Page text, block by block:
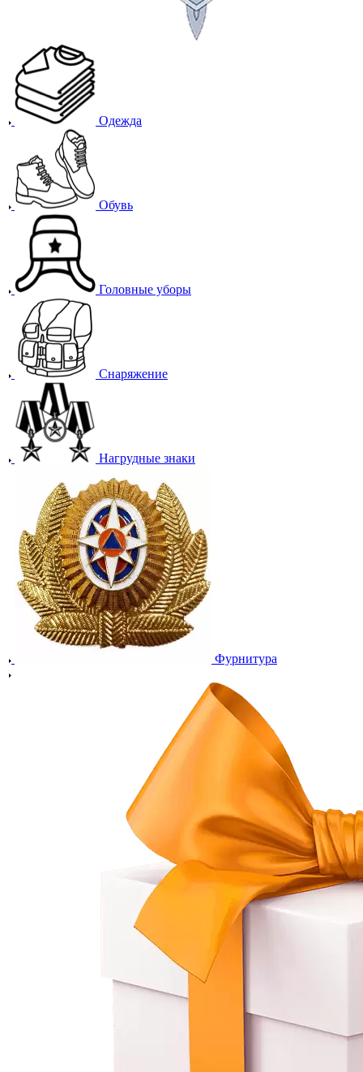
Одежда
Обувь
Головные уборы
Снаряжение
Нагрудные знаки
Фурнитура